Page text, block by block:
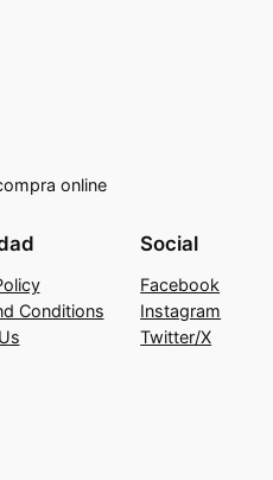
online
Conditions
Social
Facebook
Instagram
Twitter/X